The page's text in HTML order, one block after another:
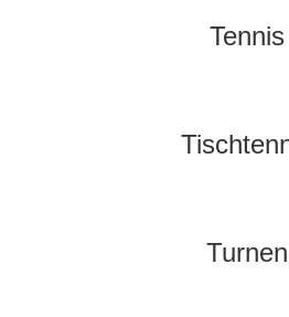
Tennis
Turnen